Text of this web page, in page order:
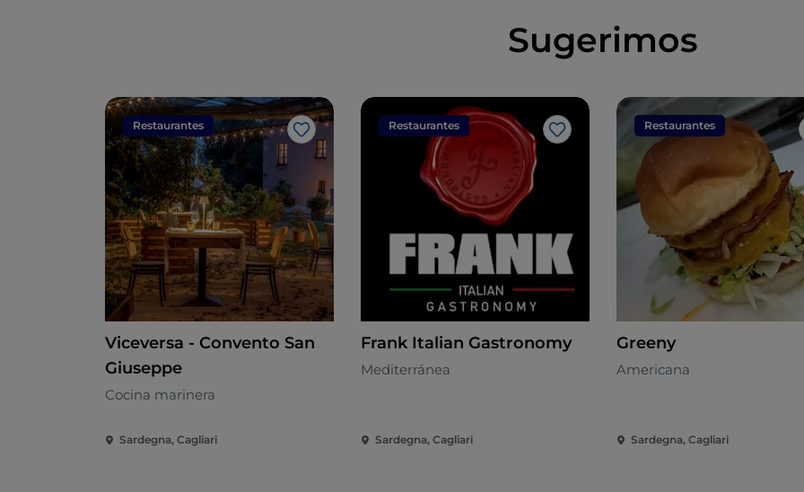
Sugerimos
Restaurantes
Me gusta
Viceversa - Convento San
Giuseppe
Cocina marinera
Sardegna, Cagliari
Restaurantes
Me gusta
Frank Italian Gastronomy
Mediterránea
Sardegna, Cagliari
Restaurantes
Greeny
Americana
Sardegna, Cagliari